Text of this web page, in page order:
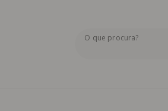
Os resultados da
O que procura?